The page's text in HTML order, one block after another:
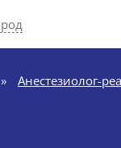
» Анестезиолог-